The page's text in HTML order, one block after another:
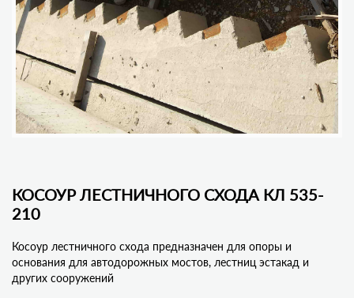
КОСОУР ЛЕСТНИЧНОГО СХОДА КЛ 535-
210
Косоур лестничного схода предназначен для опоры и
основания для автодорожных мостов, лестниц эстакад и
других сооружений